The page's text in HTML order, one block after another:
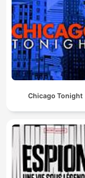
Chicago Tonight